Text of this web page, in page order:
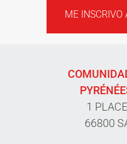
ME INSCRIVO
1
66800